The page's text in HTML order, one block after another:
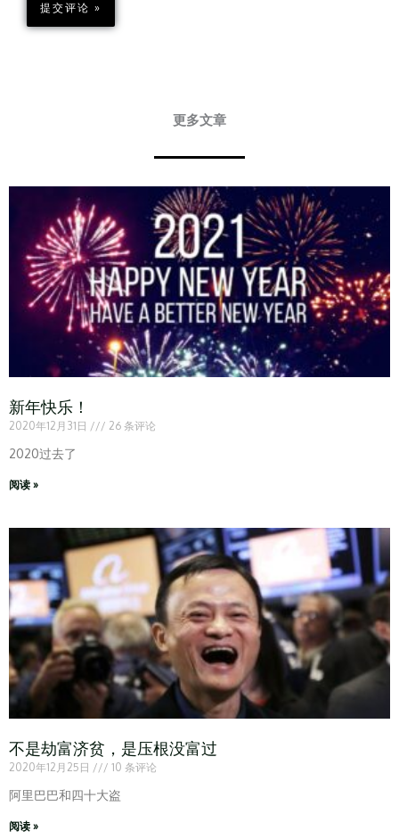
更多文章
新年快乐！
2020年12月31日 26 条评论
2020过去了
阅读 »
不是劫富济贫，是压根没富过
2020年12月25日 10 条评论
阿里巴巴和四十大盗
阅读 »
PagePage PagePagePagePagePage PagePagePagePagePage PagePage
PagePage PagePagePagePage PagePagePagePage Page
PagePagePagePage Page